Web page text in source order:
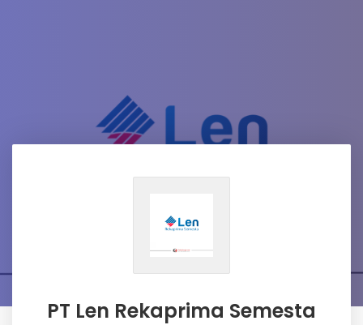
PT Len Rekaprima Semesta